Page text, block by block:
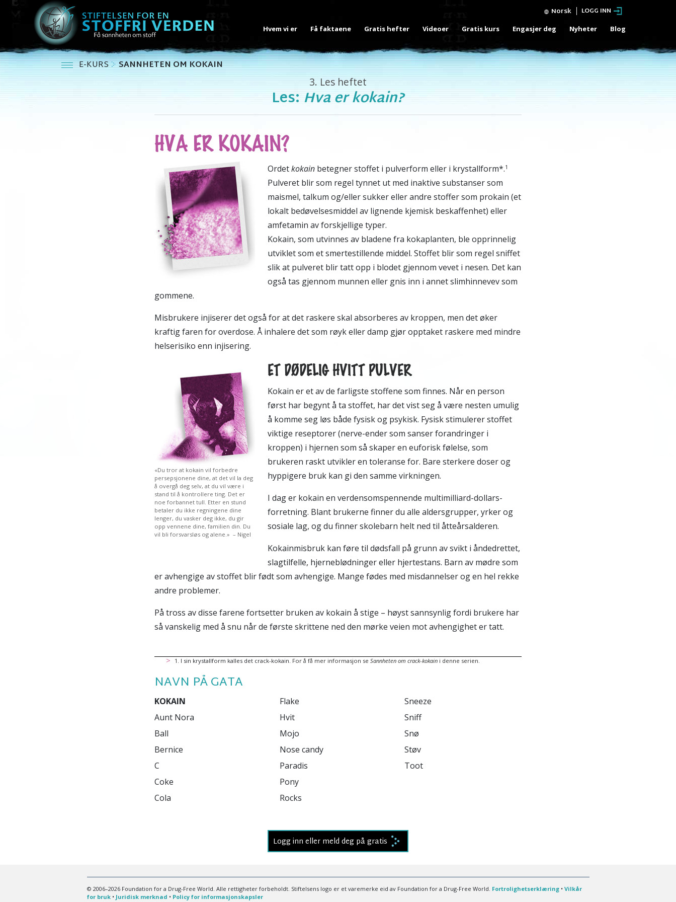
Norsk LOGG INN
Hvem vi er Få faktaene Gratis hefter Videoer Gratis kurs Engasjer deg Nyheter Blog
E-KURS SANNHETEN OM KOKAIN
3. Les heftet
Les: Hva er kokain?
HVA ER KOKAIN?
Ordetkokain betegner stoffet i pulverform eller i krystallform*.1
Pulveret blir som regel tynnet ut med inaktive substanser som
maismel, talkum og/eller sukker eller andre stoffer som prokain (et
lokalt bedøvelses­middel av lignende kjemisk beskaffenhet) eller
amfetamin av forskjellige typer.
Kokain, som utvinnes av bladene fra kokaplanten, ble opprinnelig
utviklet som et smertestillende middel. Stoffet blir som regel sniffet
slik at pulveret blir tatt opp i blodet gjennom vevet i nesen. Det kan
også tas gjennom munnen eller gnis inn i annet slimhinnevev som
gommene.
Misbrukere injiserer det også for at det raskere skal absorberes av kroppen, men det øker
kraftig faren for overdose. Å inhalere det som røyk eller damp gjør opptaket raskere med mindre
helserisiko enn injisering.
«Du tror at kokain vil forbedre
persepsjonene dine, at det vil la deg
å overgå deg selv, at du vil være i
stand til å kontrollere ting. Det er
noe forbannet tull. Etter en stund
betaler du ikke regningene dine
lenger, du vasker deg ikke, du gir
opp vennene dine, familien din. Du
vil bli forsvarsløs og alene.» – Nigel
ET DØDELIG HVITT PULVER
Kokain er et av de farligste stoffene som finnes. Når en person
først har begynt å ta stoffet, har det vist seg å være nesten umulig
å komme seg løs både fysisk og psykisk. Fysisk stimulerer stoffet
viktige reseptorer (nerve-ender som sanser forandringer i
kroppen) i hjernen som så skaper en euforisk følelse, som
brukeren raskt utvikler en toleranse for. Bare sterkere doser og
hyppigere bruk kan gi den samme virkningen.
I dag er kokain en verdensomspennende multimilliard-dollars-
forretning. Blant brukerne finner du alle aldersgrupper, yrker og
sosiale lag, og du finner skolebarn helt ned til åtteårsalderen.
Kokainmisbruk kan føre til dødsfall på grunn av svikt i åndedrettet,
slagtilfelle, hjerne­blødninger eller hjertestans. Barn av mødre som
er avhengige av stoffet blir født som avhengige. Mange fødes med misdannelser og en hel rekke
andre problemer.
På tross av disse farene fortsetter bruken av kokain å stige – høyst sannsynlig fordi brukere har
så vanskelig med å snu når de første skrittene ned den mørke veien mot avhengighet er tatt.
1 I sin krystallform kalles det crack-kokain. For å få mer informasjon se Sannheten om crack-kokain i denne serien.
NAVN PÅ GATA
KOKAIN
Aunt Nora
Ball
Bernice
C
Coke
Cola
Hvit
Mojo
Nose candy
Paradis
Pony
Rocks
Sniff
Snø
Støv
Toot
Logg inn eller meld deg på gratis
© 2006–2026 Foundation for a Drug-Free World. Alle rettigheter forbeholdt. Stiftelsens logo er et varemerke eid av Foundation for a Drug-Free World. Fortrolighetserklæring• Vilkår
for bruk• Juridisk merknad • Policy for informasjonskapsler